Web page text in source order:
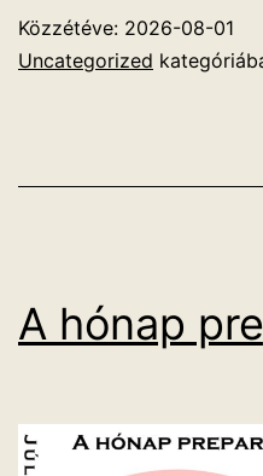
Közzétéve: 2026-08-01
Uncategorized
A hónap